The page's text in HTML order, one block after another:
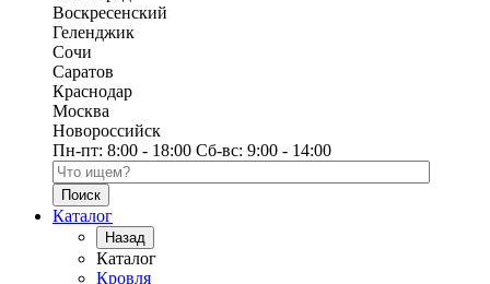
Воскресенский
Геленджик
Сочи
Саратов
Краснодар
Москва
Новороссийск
Пн-пт: 8:00 - 18:00 Сб-вс: 9:00 - 14:00
Поиск по каталогу
Каталог
Назад
Каталог
Кровля